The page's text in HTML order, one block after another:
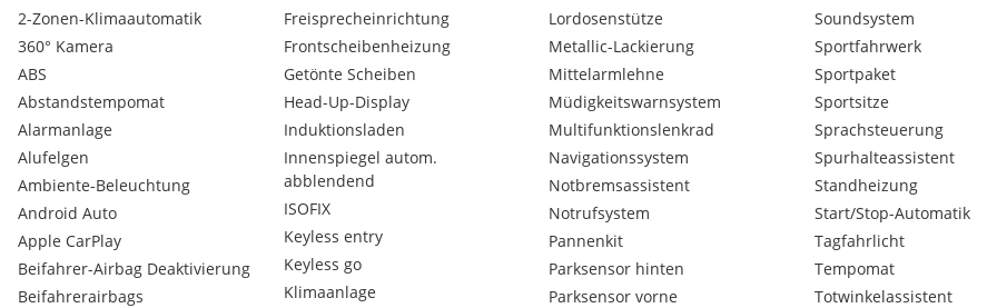
AUSSTATTUNG:
360° Kamera
Abstandstempomat
Android Auto
Apple CarPlay
Head-Up Display
Keyless entry
Müdigkeitswarnsystem
Notbremsassistent
Sitzbelüftung
Verkehrszeichenerkennung uvm…
2-Zonen-Klimaautomatik
360° Kamera
ABS
Abstandstempomat
Alarmanlage
Alufelgen
Ambiente-Beleuchtung
Android Auto
Apple CarPlay
Beifahrer-Airbag Deaktivierung
Beifahrerairbags
Freisprecheinrichtung
Frontscheibenheizung
Getönte Scheiben
Head-Up-Display
Induktionsladen
Innenspiegel autom.
abblendend
ISOFIX
Keyless entry
Keyless go
Klimaanlage
Lordosenstütze
Metallic-Lackierung
Mittelarmlehne
Müdigkeitswarnsystem
Multifunktionslenkrad
Navigationssystem
Notbremsassistent
Notrufsystem
Pannenkit
Parksensor hinten
Parksensor vorne
Soundsystem
Sportfahrwerk
Sportpaket
Sportsitze
Sprachsteuerung
Spurhalteassistent
Standheizung
Start/Stop-Automatik
Tagfahrlicht
Tempomat
Totwinkelassistent